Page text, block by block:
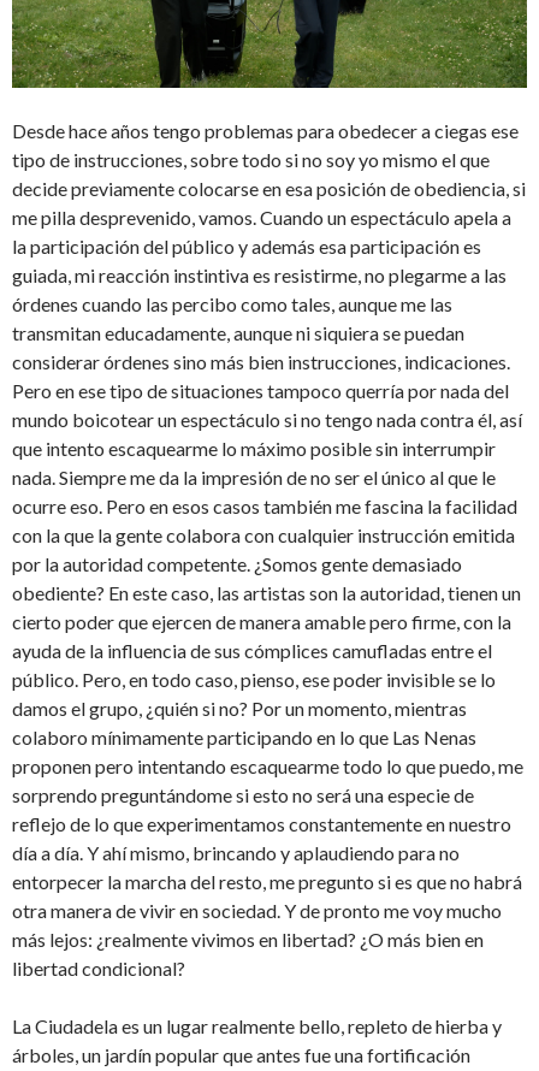
Desde hace años tengo problemas para obedecer a ciegas ese
tipo de instrucciones, sobre todo si no soy yo mismo el que
decide previamente colocarse en esa posición de obediencia, si
me pilla desprevenido, vamos. Cuando un espectáculo apela a
la participación del público y además esa participación es
guiada, mi reacción instintiva es resistirme, no plegarme a las
órdenes cuando las percibo como tales, aunque me las
transmitan educadamente, aunque ni siquiera se puedan
considerar órdenes sino más bien instrucciones, indicaciones.
Pero en ese tipo de situaciones tampoco querría por nada del
mundo boicotear un espectáculo si no tengo nada contra él, así
que intento escaquearme lo máximo posible sin interrumpir
nada. Siempre me da la impresión de no ser el único al que le
ocurre eso. Pero en esos casos también me fascina la facilidad
con la que la gente colabora con cualquier instrucción emitida
por la autoridad competente. ¿Somos gente demasiado
obediente? En este caso, las artistas son la autoridad, tienen un
cierto poder que ejercen de manera amable pero firme, con la
ayuda de la influencia de sus cómplices camufladas entre el
público. Pero, en todo caso, pienso, ese poder invisible se lo
damos el grupo, ¿quién si no? Por un momento, mientras
colaboro mínimamente participando en lo que Las Nenas
proponen pero intentando escaquearme todo lo que puedo, me
sorprendo preguntándome si esto no será una especie de
reflejo de lo que experimentamos constantemente en nuestro
día a día. Y ahí mismo, brincando y aplaudiendo para no
entorpecer la marcha del resto, me pregunto si es que no habrá
otra manera de vivir en sociedad. Y de pronto me voy mucho
más lejos: ¿realmente vivimos en libertad? ¿O más bien en
libertad condicional?
La Ciudadela es un lugar realmente bello, repleto de hierba y
árboles, un jardín popular que antes fue una fortificación